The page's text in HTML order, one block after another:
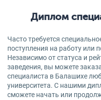
Диплом
Часто требуется
поступления на работу или
Независимо от статуса и
заведения, вы можете
специалиста в Балашихе
университета. С нашими
сможете начать или